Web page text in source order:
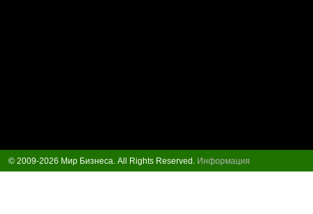
© 2009-2026 Мир Бизнеса. All Rights Reserved. Информация